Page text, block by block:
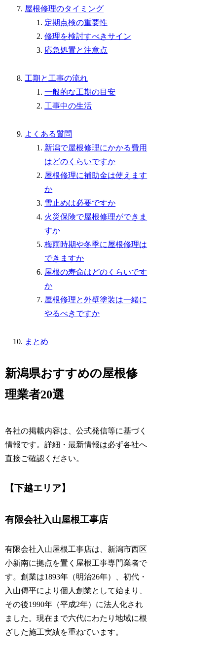
屋根修理のタイミング
定期点検の重要性
修理を検討すべきサイン
応急処置と注意点
工期と工事の流れ
一般的な工期の目安
工事中の生活
よくある質問
新潟で屋根修理にかかる費用
はどのくらいですか
屋根修理に補助金は使えます
か
雪止めは必要ですか
火災保険で屋根修理ができま
すか
梅雨時期や冬季に屋根修理は
できますか
屋根の寿命はどのくらいです
か
屋根修理と外壁塗装は一緒に
やるべきですか
まとめ
新潟県おすすめの屋根修
理業者20選
各社の掲載内容は、公式発信等に基づく
情報です。詳細・最新情報は必ず各社へ
直接ご確認ください。
【下越エリア】
有限会社入山屋根工事店
有限会社入山屋根工事店は、新潟市西区
小新南に拠点を置く屋根工事専門業者で
す。創業は1893年（明治26年）、初代・
入山傳平により個人創業として始まり、
その後1990年（平成2年）に法人化され
ました。現在まで六代にわたり地域に根
ざした施工実績を重ねています。